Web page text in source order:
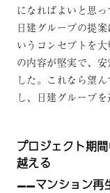
になればよいと思っ
日建グループの提
いうコンセプトを
の内容が堅実で、
した。これなら望
し、日建グループを
プロジェクト期
越える
——マンション再